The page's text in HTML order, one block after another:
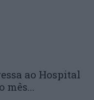
ao Hospital
mês...